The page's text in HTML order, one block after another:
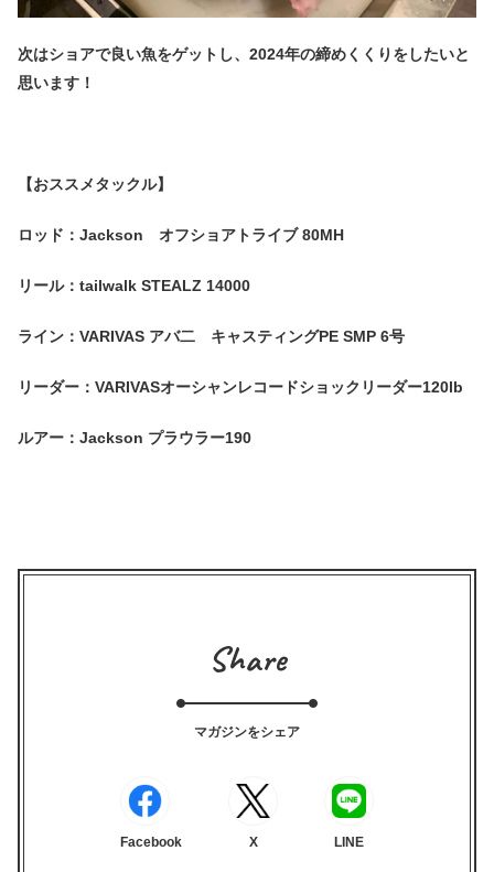
次はショアで良い魚をゲットし、2024年の締めくくりをしたいと
思います！
【おススメタックル】
ロッド：Jackson オフショアトライブ 80MH
リール：tailwalk STEALZ 14000
ライン：VARIVAS アバ二 キャスティングPE SMP 6号
リーダー：VARIVASオーシャンレコードショックリーダー120lb
ルアー：Jackson プラウラー190
Share
マガジンをシェア
Facebook X LINE